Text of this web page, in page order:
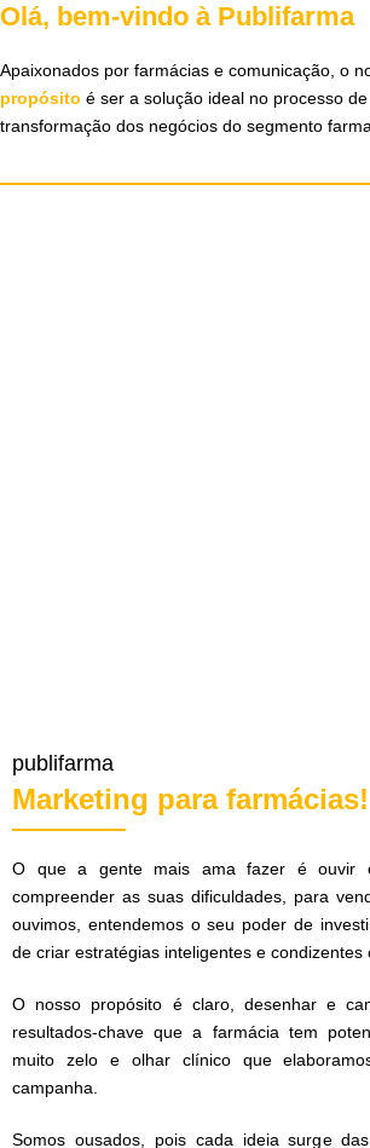
Olá, bem-vindo à Publifarma
Apaixonados por farmácias e comunicação, o
propósito é ser a solução ideal no processo de
transformação dos negócios do segmento farma.
publifarma
Marketing para farmácias!
O que a gente mais ama fazer é ouvir
compreender as suas dificuldades, para
ouvimos, entendemos o seu poder de
de criar estratégias inteligentes e condizentes
O nosso propósito é claro, desenhar e
resultados-chave que a farmácia tem
muito zelo e olhar clínico que
campanha.
Somos ousados, pois cada ideia surge